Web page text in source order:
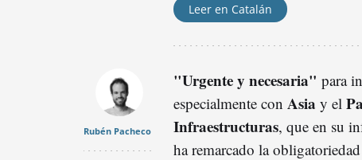
Leer en Catalán
Rubén Pacheco
"Urgente y necesaria" para
especialmente con Asia y el
Infraestructuras, que en su
ha remarcado la